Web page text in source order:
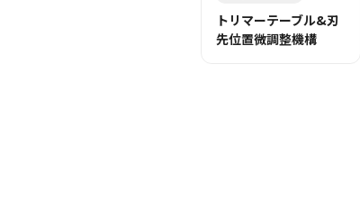
トリマーテーブル&刃
先位置微調整機構